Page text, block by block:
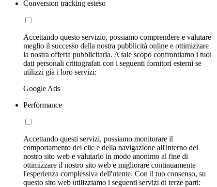
Conversion tracking esteso
Accettando questo servizio, possiamo comprendere e valutare
meglio il successo della nostra pubblicità online e ottimizzare
la nostra offerta pubblicitaria. A tale scopo confrontiamo i tuoi
dati personali crittografati con i seguenti fornitori esterni se
utilizzi già i loro servizi:
Google Ads
Performance
Accettando questi servizi, possiamo monitorare il
comportamento dei clic e della navigazione all'interno del
nostro sito web e valutarlo in modo anonimo al fine di
ottimizzare il nostro sito web e migliorare continuamente
l'esperienza complessiva dell'utente. Con il tuo consenso, su
questo sito web utilizziamo i seguenti servizi di terze parti: